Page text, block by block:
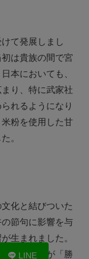
て発展しまし
は貴族の間で宮
本においても、
り、特に武家社
れるようになり
粉を使用した甘
。
化と結びついた
節句に影響を与
生まれました。
れ、菖蒲が「勝
LINE